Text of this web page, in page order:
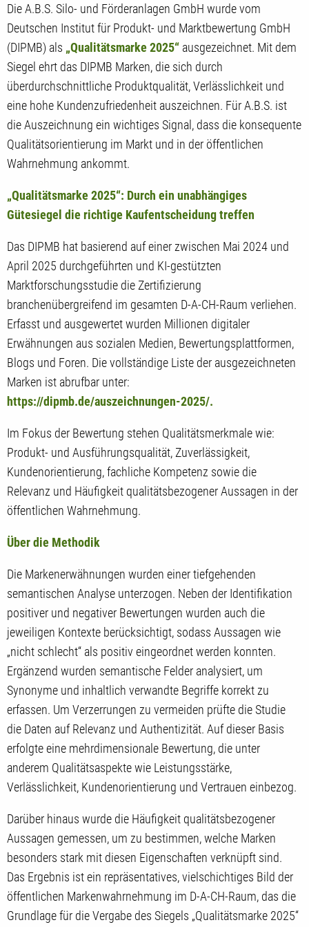
Die A.B.S. Silo- und Förderanlagen GmbH wurde vom
Deutschen Institut für Produkt- und Marktbewertung GmbH
(DIPMB) als „Qualitätsmarke 2025“ ausgezeichnet. Mit dem
Siegel ehrt das DIPMB Marken, die sich durch
überdurchschnittliche Produktqualität, Verlässlichkeit und
eine hohe Kundenzufriedenheit auszeichnen. Für A.B.S. ist
die Auszeichnung ein wichtiges Signal, dass die konsequente
Qualitätsorientierung im Markt und in der öffentlichen
Wahrnehmung ankommt.
„Qualitätsmarke 2025“: Durch ein unabhängiges
Gütesiegel die richtige Kaufentscheidung treffen
Das DIPMB hat basierend auf einer zwischen Mai 2024 und
April 2025 durchgeführten und KI-gestützten
Marktforschungsstudie die Zertifizierung
branchenübergreifend im gesamten D-A-CH-Raum verliehen.
Erfasst und ausgewertet wurden Millionen digitaler
Erwähnungen aus sozialen Medien, Bewertungsplattformen,
Blogs und Foren. Die vollständige Liste der ausgezeichneten
Marken ist abrufbar unter:
https://dipmb.de/auszeichnungen-2025/.
Im Fokus der Bewertung stehen Qualitätsmerkmale wie:
Produkt- und Ausführungsqualität, Zuverlässigkeit,
Kundenorientierung, fachliche Kompetenz sowie die
Relevanz und Häufigkeit qualitätsbezogener Aussagen in der
öffentlichen Wahrnehmung.
Über die Methodik
Die Markenerwähnungen wurden einer tiefgehenden
semantischen Analyse unterzogen. Neben der Identifikation
positiver und negativer Bewertungen wurden auch die
jeweiligen Kontexte berücksichtigt, sodass Aussagen wie
„nicht schlecht“ als positiv eingeordnet werden konnten.
Ergänzend wurden semantische Felder analysiert, um
Synonyme und inhaltlich verwandte Begriffe korrekt zu
erfassen. Um Verzerrungen zu vermeiden prüfte die Studie
die Daten auf Relevanz und Authentizität. Auf dieser Basis
erfolgte eine mehrdimensionale Bewertung, die unter
anderem Qualitätsaspekte wie Leistungsstärke,
Verlässlichkeit, Kundenorientierung und Vertrauen einbezog.
Darüber hinaus wurde die Häufigkeit qualitätsbezogener
Aussagen gemessen, um zu bestimmen, welche Marken
besonders stark mit diesen Eigenschaften verknüpft sind.
Das Ergebnis ist ein repräsentatives, vielschichtiges Bild der
öffentlichen Markenwahrnehmung im D-A-CH-Raum, das die
Grundlage für die Vergabe des Siegels „Qualitätsmarke 2025“